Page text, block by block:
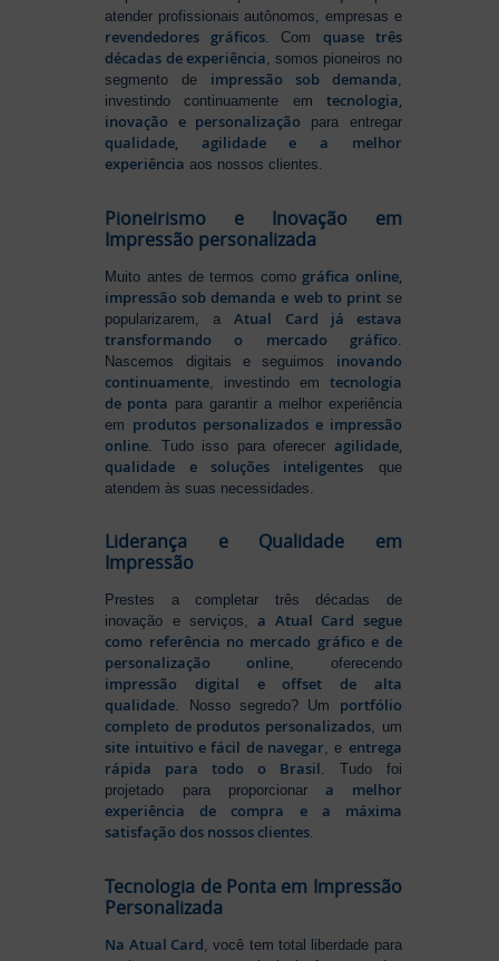
atender profissionais autônomos, empresas e
revendedores gráficos. Comquase três
décadas de experiência, somos pioneiros no
segmento de impressão sob demanda,
investindo continuamente em tecnologia,
inovação e personalização para entregar
qualidade, agilidade e a melhor
experiência aos nossos clientes.
Pioneirismo e Inovação em
Impressão personalizada
Muito antes de termos como gráfica online,
impressão sob demanda e web to printse
popularizarem, aAtual Card já estava
transformando o mercado gráfico
Nascemos digitais e seguimos inovando
continuamente , investindo em tecnologia
de ponta para garantir a melhor experiência
em produtos personalizados e impressão
online . Tudo isso para oferecer agilidade,
qualidade e soluções inteligentes que
atendem às suas necessidades.
Liderança e Qualidade em
Impressão
Prestes a completar três décadas de
inovação e serviços,a Atual Card segue
como referência no mercado gráfico e de
personalização online, oferecendo
impressão digital e offset de alta
qualidade. Nosso segredo? Um portfólio
completo de produtos personalizados, um
site intuitivo e fácil de navegar, e entrega
rápida para todo o Brasil. Tudo foi
projetado para proporcionara melhor
experiência de compra e a máxima
satisfação dos nossos clientes.
Tecnologia de Ponta em Impressão
Personalizada
Na Atual Card , você tem total liberdade para